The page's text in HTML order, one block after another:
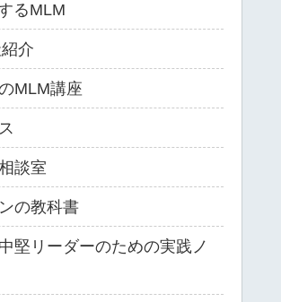
るMLM
介
MLM講座
談室
の教科書
堅リーダーのための実践ノ